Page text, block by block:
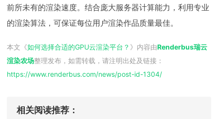
前所未有的渲染速度。结合庞大服务器计算能力，利用专业
的渲染算法，可保证每位用户渲染作品质量最佳。
本文《如何选择合适的GPU云渲染平台？ 》内容由Renderbus瑞云
渲染农场整理发布，如需转载，请注明出处及链接：
https://www.renderbus.com/news/post-id-1304/
相关阅读推荐：